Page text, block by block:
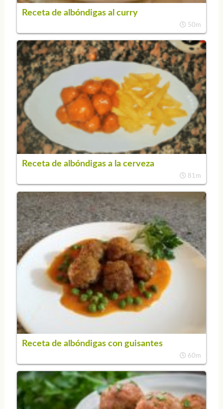
Receta de albóndigas al curry
50m
Receta de albóndigas a la cerveza
81m
Receta de albóndigas con guisantes
60m